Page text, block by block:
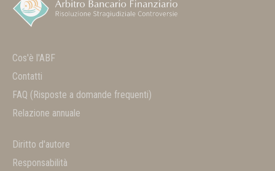
Cos'è l'ABF
Contatti
FAQ (Risposte a domande frequenti)
Relazione annuale
Diritto d'autore
Responsabilità